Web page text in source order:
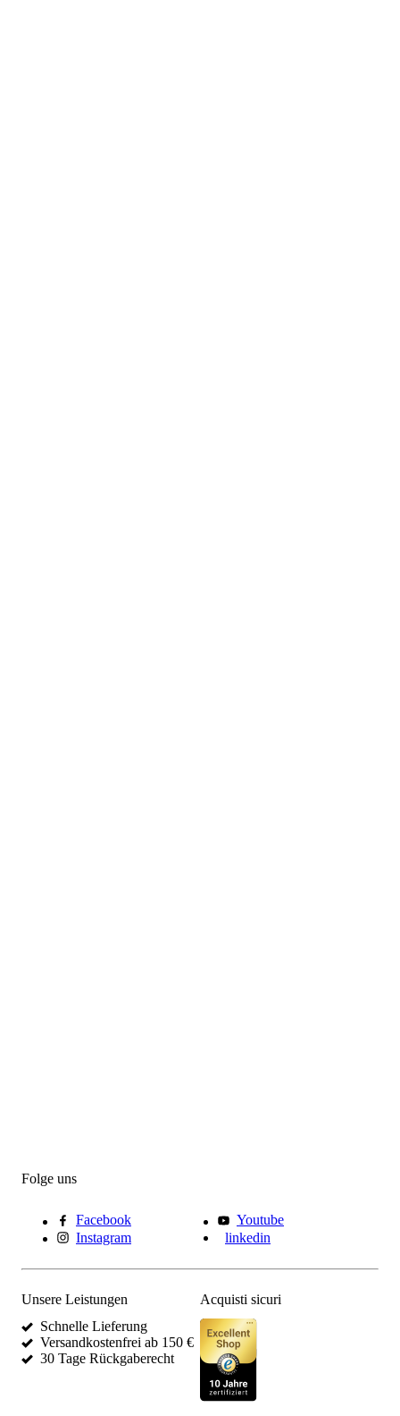
Folge uns
Facebook
Youtube
Instagram
linkedin
Unsere Leistungen
Schnelle Lieferung
Versandkostenfrei ab 150 €
30 Tage Rückgaberecht
Acquisti sicuri